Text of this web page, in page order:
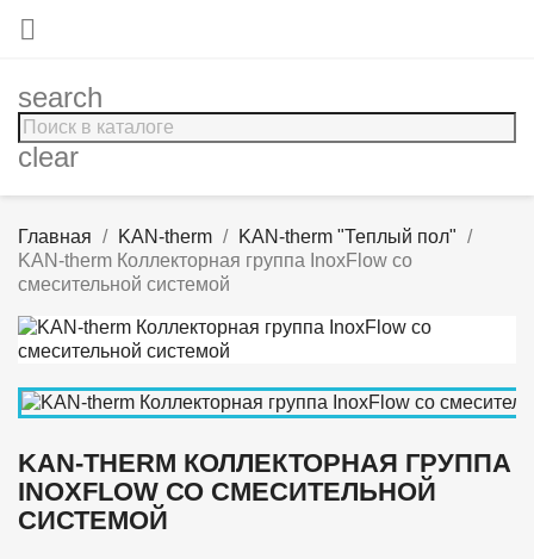

search
clear
Главная KAN-therm
KAN-therm "Теплый пол"
KAN-therm Коллекторная группа InoxFlow со
смесительной системой
KAN-THERM КОЛЛЕКТОРНАЯ ГРУППА
INOXFLOW СО СМЕСИТЕЛЬНОЙ
СИСТЕМОЙ